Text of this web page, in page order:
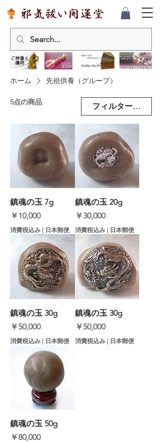
ホーム 先祖供養（グループ）
5点の商品 フィルター・並び
鎮魂の玉 7g
価格
￥10,000
消費税込み | 日本郵便
鎮魂の玉 20g
価格
￥30,000
消費税込み| 日本郵便
鎮魂の玉 30g
価格
￥50,000
消費税込み | 日本郵便
鎮魂の玉 30g
価格
￥50,000
消費税込み| 日本郵便
鎮魂の玉 50g
価格
￥80,000